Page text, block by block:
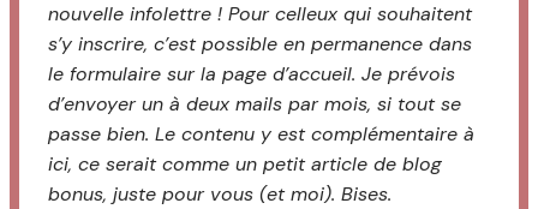
nouvelle infolettre ! Pour celleux qui souhaitent
s’y inscrire, c’est possible en permanence dans
le formulaire sur la page d’accueil. Je prévois
d’envoyer un à deux mails par mois, si tout se
passe bien. Le contenu y est complémentaire à
ici, ce serait comme un petit article de blog
bonus, juste pour vous (et moi). Bises.